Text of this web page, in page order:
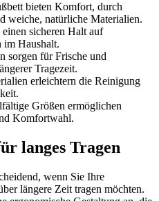
bieten Komfort, durch
weiche, natürliche Materialien.
sicheren Halt auf
im Haushalt.
sorgen für Frische und
Tragezeit.
erleichtern die Reinigung
Größen ermöglichen
Komfortwahl.
langes Tragen
wenn Sie Ihre
längere Zeit tragen möchten.